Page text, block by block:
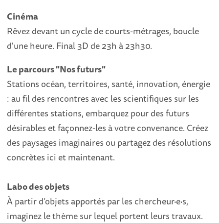
Cinéma
Rêvez devant un cycle de courts-métrages, boucle
d'une heure. Final 3D de 23h à 23h30.
Le parcours "Nos futurs"
Stations océan, territoires, santé, innovation, énergie
: au fil des rencontres avec les scientifiques sur les
différentes stations, embarquez pour des futurs
désirables et façonnez-les à votre convenance. Créez
des paysages imaginaires ou partagez des résolutions
concrètes ici et maintenant.
Labo des objets
À partir d’objets apportés par les chercheur·e·s,
imaginez le thème sur lequel portent leurs travaux.